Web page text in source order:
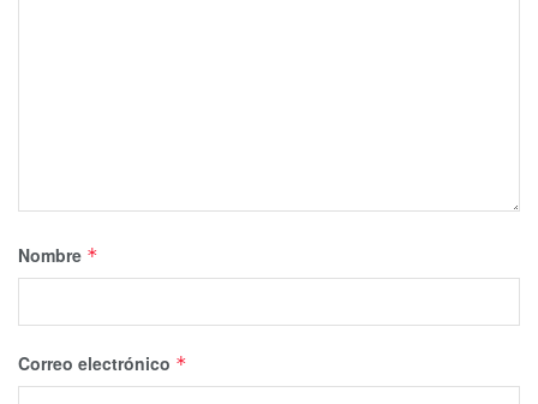
Nombre *
Correo electrónico *